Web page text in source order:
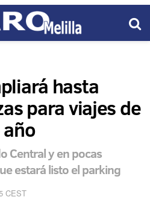
hasta
para viajes de
Central y en pocas
estará listo el parking
CEST